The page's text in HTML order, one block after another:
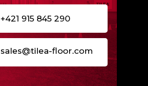
+421 915 845 290
sales@tilea-floor.com